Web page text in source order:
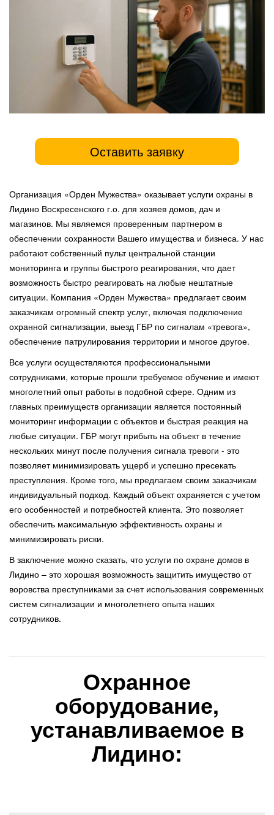
Оставить заявку
Организация «Орден Мужества» оказывает услуги охраны в
Лидино Воскресенского г.о. для хозяев домов, дач и
магазинов. Мы являемся проверенным партнером в
обеспечении сохранности Вашего имущества и бизнеса. У нас
работают собственный пульт центральной станции
мониторинга и группы быстрого реагирования, что дает
возможность быстро реагировать на любые нештатные
ситуации. Компания «Орден Мужества» предлагает своим
заказчикам огромный спектр услуг, включая подключение
охранной сигнализации, выезд ГБР по сигналам «тревога»,
обеспечение патрулирования территории и многое другое.
Все услуги осуществляются профессиональными
сотрудниками, которые прошли требуемое обучение и имеют
многолетний опыт работы в подобной сфере. Одним из
главных преимуществ организации является постоянный
мониторинг информации с объектов и быстрая реакция на
любые ситуации. ГБР могут прибыть на объект в течение
нескольких минут после получения сигнала тревоги - это
позволяет минимизировать ущерб и успешно пресекать
преступления. Кроме того, мы предлагаем своим заказчикам
индивидуальный подход. Каждый объект охраняется с учетом
его особенностей и потребностей клиента. Это позволяет
обеспечить максимальную эффективность охраны и
минимизировать риски.
В заключение можно сказать, что услуги по охране домов в
Лидино – это хорошая возможность защитить имущество от
воровства преступниками за счет использования современных
систем сигнализации и многолетнего опыта наших
сотрудников.
Охранное
оборудование,
устанавливаемое в
Лидино: